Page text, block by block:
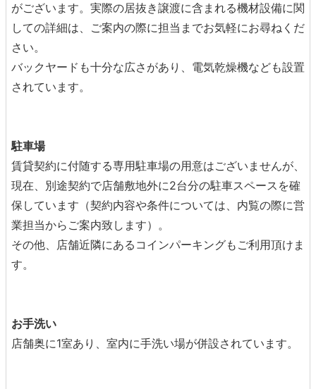
がございます。実際の居抜き譲渡に含まれる機材設備に関
しての詳細は、ご案内の際に担当までお気軽にお尋ねくだ
さい。
バックヤードも十分な広さがあり、電気乾燥機なども設置
されています。
駐車場
賃貸契約に付随する専用駐車場の用意はございませんが、
現在、別途契約で店舗敷地外に2台分の駐車スペースを確
保しています（契約内容や条件については、内覧の際に営
業担当からご案内致します）。
その他、店舗近隣にあるコインパーキングもご利用頂けま
す。
お手洗い
店舗奥に1室あり、室内に手洗い場が併設されています。